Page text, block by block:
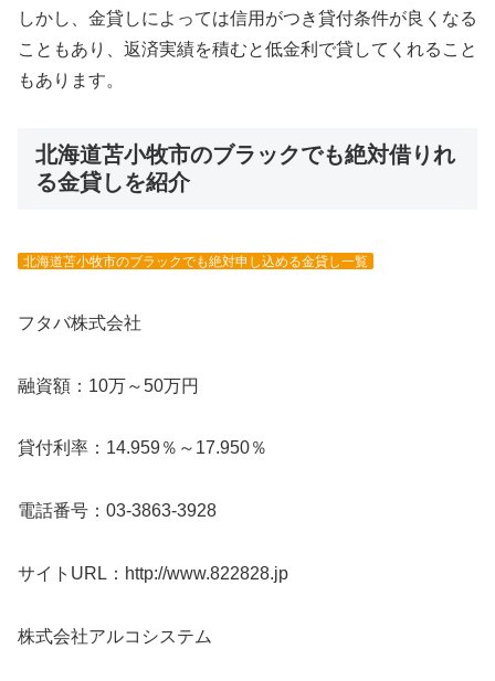
しかし、金貸しによっては信用がつき貸付条件が良くなる
こともあり、返済実績を積むと低金利で貸してくれること
もあります。
北海道苫小牧市のブラックでも絶対借りれ
る金貸しを紹介
北海道苫小牧市のブラックでも絶対申し込める金貸し一覧
フタバ株式会社
融資額：10万～50万円
貸付利率：14.959％～17.950％
電話番号：03-3863-3928
サイトURL：http://www.822828.jp
株式会社アルコシステム